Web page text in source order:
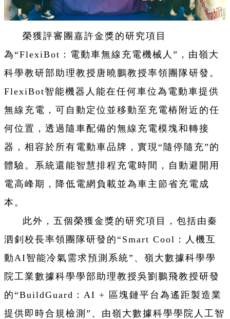
榮獲評審團嘉許金獎的研究項目
為“FlexiBot：電動車無線充電機械人”，由嶺大
科學教研部助理教授唐曉鵬教授率領團隊研發。
FlexiBot智能機器人能在任何車位為電動車提供
無線充電，可自動定位並移動至充電樁附近的任
何位置，透過隨車配備的無線充電模塊和轉接
器，相容於所有電動車品牌，實現“隨停隨充”的
體驗。系統還能智慧排程充電時間，自動避開用
電高峰期，降低電網負載並為車主節省充電成
本。
此外，五個榮獲金獎的研究項目，包括由秦
泗釗校長率領團隊研發的“Smart Cool：人機互
動AI智能冷氣需求預測系統”、嶺大數據科學學
院工業數據科學學部助理教授吳劉鵬飛教授研發
的“BuildGuard：AI + 區塊鏈平台為遙距製造業
提供即時合規檢測”、由嶺大數據科學學院人工智